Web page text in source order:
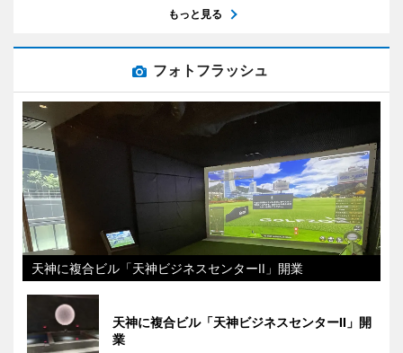
もっと見る
フォトフラッシュ
天神に複合ビル「天神ビジネスセンターII」開業
天神に複合ビル「天神ビジネスセンターII」開
業